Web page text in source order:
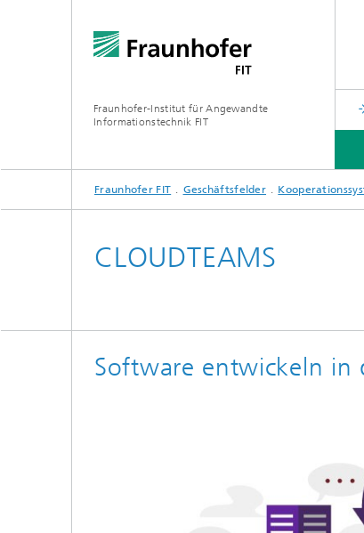
Fraunhofer-Institut für Angewandte
Informationstechnik FIT
ÜBER UNS
GESCHÄFTSFELDER
WEITERBILDUNGEN
PUBLIKATIONEN
Fraunhofer FIT Geschäftsfelder
CLOUDTEAMS
Software entwickeln in